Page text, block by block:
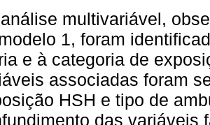
multivariável,
1, foram
e à categoria de
associadas foram
HSH e tipo de
das variáveis